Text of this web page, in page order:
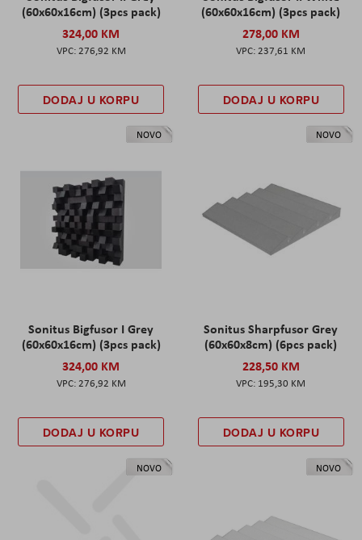
(60x60x16cm) (3pcs pack)
324,00 KM
276,92 KM
DODAJ U KORPU
(60x60x16cm) (3pcs pack)
278,00 KM
237,61 KM
DODAJ U KORPU
NOVO
Sonitus Bigfusor I Grey
(60x60x16cm) (3pcs pack)
324,00 KM
276,92 KM
DODAJ U KORPU
NOVO
Sonitus Sharpfusor Grey
(60x60x8cm) (6pcs pack)
228,50 KM
195,30 KM
DODAJ U KORPU
NOVO NOVO